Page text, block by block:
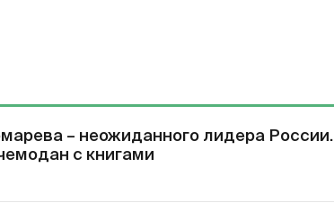
– неожиданного лидера России.
с книгами